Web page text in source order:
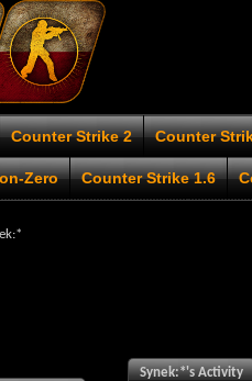
Counter Strike 2 Counter
Zero Counter Strike 1.6
Synek:*'s Activity